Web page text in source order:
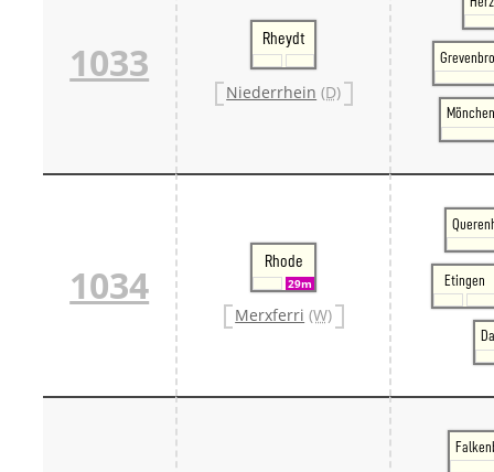
1033
Rheydt
Niederrhein (D)
1034
Rhode
29m
Merxferri (W)
Etingen